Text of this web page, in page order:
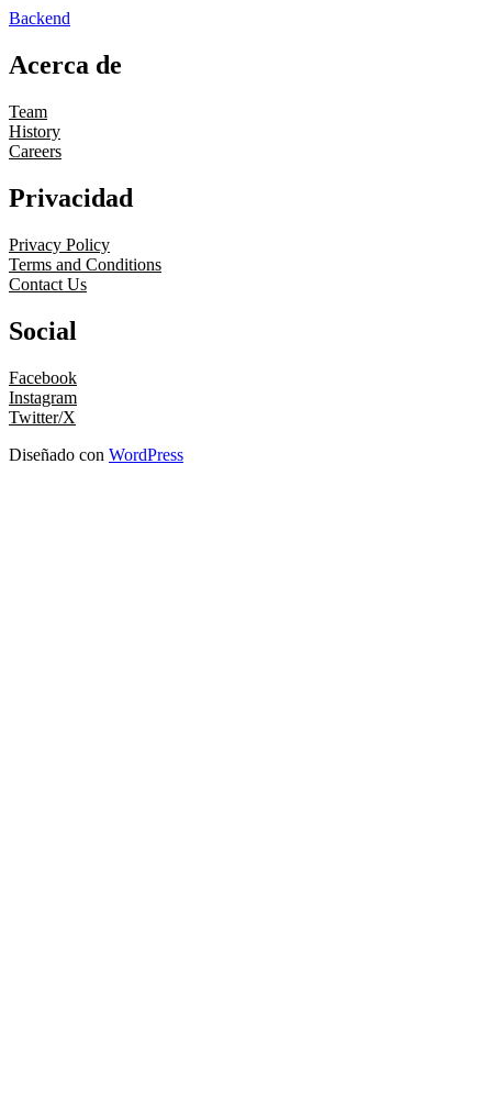
Backend
Acerca de
Team
History
Careers
Privacidad
Privacy Policy
Terms and Conditions
Contact Us
Social
Facebook
Instagram
Twitter/X
Diseñado con WordPress